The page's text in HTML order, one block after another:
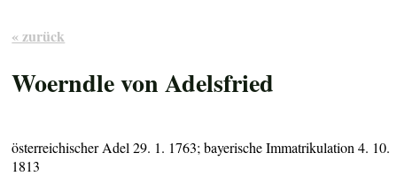
« zurück
Woerndle von Adelsfried
österreichischer Adel 29. 1. 1763; bayerische Immatrikulation 4. 10.
1813